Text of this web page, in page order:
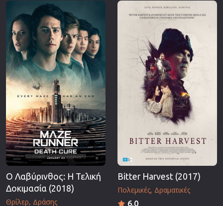
Ο Λαβύρινθος: Η Τελική
Δοκιμασία (2018)
Θρίλερ Δράσης
Bitter Harvest (2017)
Πολεμικές Δραματικές
6.0